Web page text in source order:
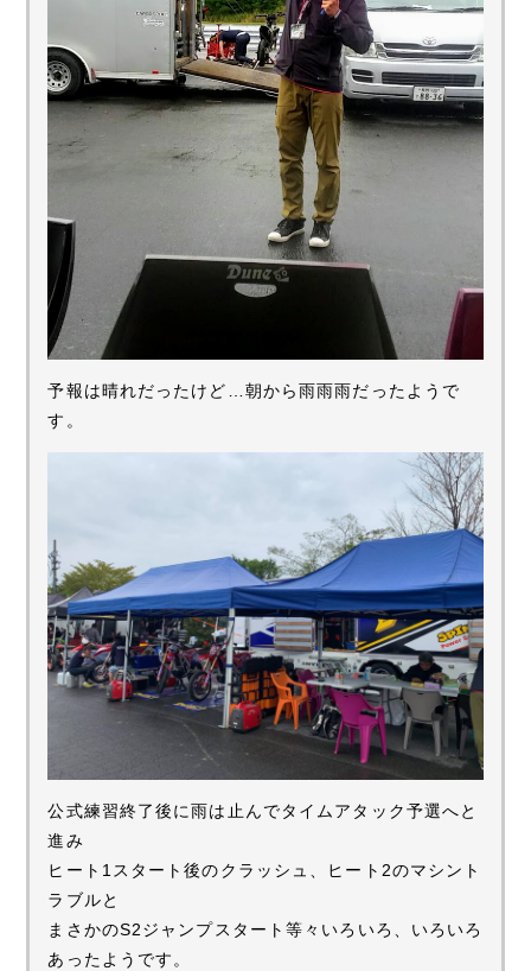
予報は晴れだったけど…朝から雨雨雨だったようで
す。
公式練習終了後に雨は止んでタイムアタック予選へと
進み
ヒート1スタート後のクラッシュ、ヒート2のマシント
ラブルと
まさかのS2ジャンプスタート等々いろいろ、いろいろ
あったようです。